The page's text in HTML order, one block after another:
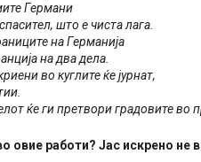
Германи
што е чиста лага.
на Германија
на два дела.
во куглите ќе јурнат,
ќе ги претвори градовите во
овие работи? Јас искрено не